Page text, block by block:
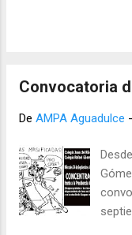
convocada por el
17:30 horas: Tercer
14:00 horas 1ª salida
salida comedor: a las
Convocatoria
De AMPA Aguadulce -